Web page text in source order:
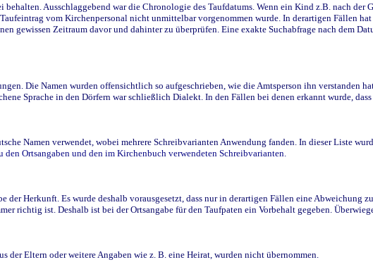
Ausschlaggebend war die Chronologie des Taufdatums. Wenn ein Kind z.B. nach
vom Kirchenpersonal nicht unmittelbar vorgenommen wurde. In derartigen Fällen
gewissen Zeitraum davor und dahinter zu überprüfen. Eine exakte Suchabfrage nach dem
Die Namen wurden offensichtlich so aufgeschrieben, wie die Amtsperson ihn verstanden
Sprache in den Dörfern war schließlich Dialekt. In den Fällen bei denen erkannt wurde,
Namen verwendet, wobei mehrere Schreibvarianten Anwendung fanden. In dieser Liste
Ortsangaben und den im Kirchenbuch verwendeten Schreibvarianten.
der Herkunft. Es wurde deshalb vorausgesetzt, dass nur in derartigen Fällen eine Abweichung
richtig ist. Deshalb ist bei der Ortsangabe für den Taufpaten ein Vorbehalt gegeben.
Eltern oder weitere Angaben wie z. B. eine Heirat, wurden nicht übernommen.